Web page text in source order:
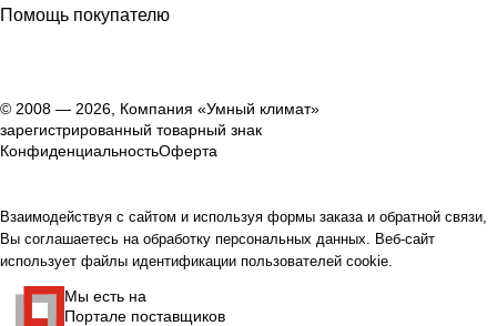
Помощь покупателю
© 2008 — 2026, Компания «Умный климат»
зарегистрированный товарный знак
КонфиденциальностьОферта
Взаимодействуя с сайтом и используя формы заказа и обратной связи,
Вы соглашаетесь на обработку персональных данных. Веб-сайт
использует файлы идентификации пользователей cookie.
Мы есть на
Портале поставщиков